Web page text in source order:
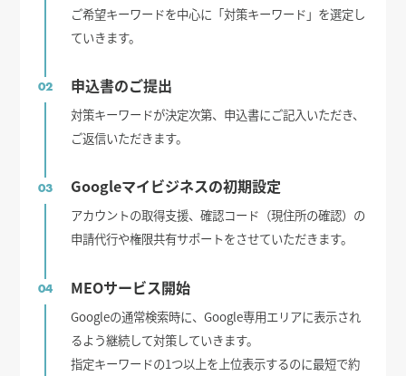
ご希望キーワードを中心に「対策キーワード」を選定し
ていきます。
02 申込書のご提出
対策キーワードが決定次第、申込書にご記入いただき、
ご返信いただきます。
03 Googleマイビジネスの初期設定
アカウントの取得支援、確認コード（現住所の確認）の
申請代行や権限共有サポートをさせていただきます。
04 MEOサービス開始
Googleの通常検索時に、Google専用エリアに表示され
るよう継続して対策していきます。
指定キーワードの1つ以上を上位表示するのに最短で約